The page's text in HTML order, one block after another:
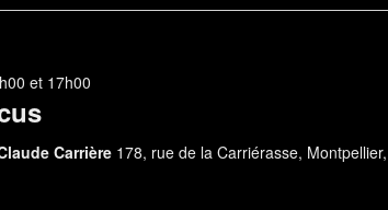
et 17h00
Carrière 178, rue de la Carriérasse, Montpellier,